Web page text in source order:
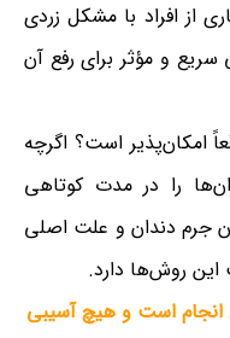
از افراد با مشکل زردی
سریع و مؤثر برای رفع آن
امکان‌پذیر است؟ اگرچه
را در مدت کوتاهی
جرم دندان و علت اصلی
این روش‌ها دارد.
در ۳۰ دقیقه قابل انجام است و هیچ آسیبی